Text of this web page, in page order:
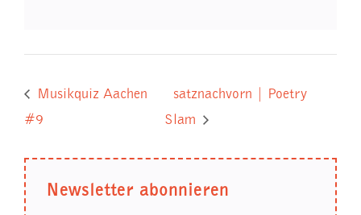
Musikquiz Aachen
#9
satznachvorn | Poetry
Slam
Newsletter abonnieren